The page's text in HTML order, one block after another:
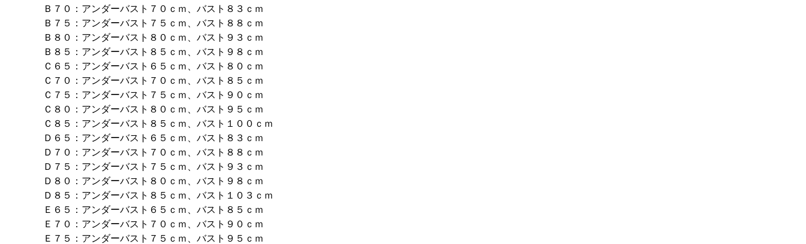
Ｂ７０：アンダーバスト７０ｃｍ、バスト８３ｃｍ
Ｂ７５：アンダーバスト７５ｃｍ、バスト８８ｃｍ
Ｂ８０：アンダーバスト８０ｃｍ、バスト９３ｃｍ
Ｂ８５：アンダーバスト８５ｃｍ、バスト９８ｃｍ
Ｃ６５：アンダーバスト６５ｃｍ、バスト８０ｃｍ
Ｃ７０：アンダーバスト７０ｃｍ、バスト８５ｃｍ
Ｃ７５：アンダーバスト７５ｃｍ、バスト９０ｃｍ
Ｃ８０：アンダーバスト８０ｃｍ、バスト９５ｃｍ
Ｃ８５：アンダーバスト８５ｃｍ、バスト１００ｃｍ
Ｄ６５：アンダーバスト６５ｃｍ、バスト８３ｃｍ
Ｄ７０：アンダーバスト７０ｃｍ、バスト８８ｃｍ
Ｄ７５：アンダーバスト７５ｃｍ、バスト９３ｃｍ
Ｄ８０：アンダーバスト８０ｃｍ、バスト９８ｃｍ
Ｄ８５：アンダーバスト８５ｃｍ、バスト１０３ｃｍ
Ｅ６５：アンダーバスト６５ｃｍ、バスト８５ｃｍ
Ｅ７０：アンダーバスト７０ｃｍ、バスト９０ｃｍ
Ｅ７５：アンダーバスト７５ｃｍ、バスト９５ｃｍ